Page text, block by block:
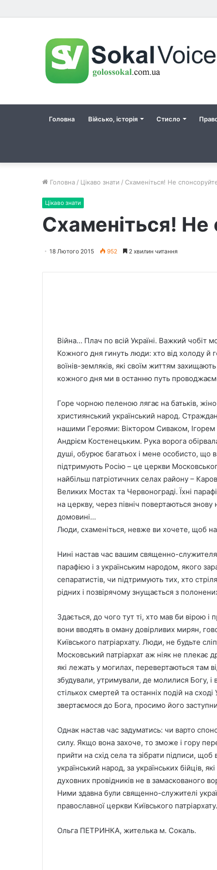
Головна Військо, історія Стисло
Головна / Цікаво знати / Схаменіться! Не
Цікаво знати
Схаменіться! Не
18 Лютого 2015 952 2 хвилин читання
Війна… Плач по всій Україні. Важкий чобіт
Кожного дня гинуть люди: хто від холоду й
воїнів-земляків, які своїм життям
кожного дня ми в останню путь
Горе чорною пеленою лягає на батьків,
християнський український народ.
нашими Героями: Віктором Сиваком,
Андрієм Костенецьким. Рука ворога
душі, обурює багатьох і мене особисто, що
підтримують Росію – це церкви
найбільш патріотичних селах району –
Великих Мостах та Червонограді. Їхні
на церкву, через північ повертаються
домовині…
Люди, схаменіться, невже ви хочете, щоб
Нині настав час вашим священно-
парафією і з українським народом, якого
сепаратистів, чи підтримують тих, хто
рідних і позвірячому знущається з
Здається, до чого тут ті, хто мав би вірою
вони вводять в оману довірливих мирян,
Київського патріархату. Люди, не будьте
Московський патріархат аж ніяк не плекає
які лежать у могилах, перевертаються там
збудували, утримували, де молилися Богу,
стількох смертей та останніх подій на
звертаємося до Бога, просимо його
Однак настав час задуматись: чи варто
силу. Якщо вона захоче, то зможе і гору
прийти на схід села та зібрати підписи,
український народ, за українських бійців,
духовних провідників не в замаскованого
Ними здавна були священно-служителі
православної церкви Київського
Ольга ПЕТРИНКА, жителька м. Сокаль.